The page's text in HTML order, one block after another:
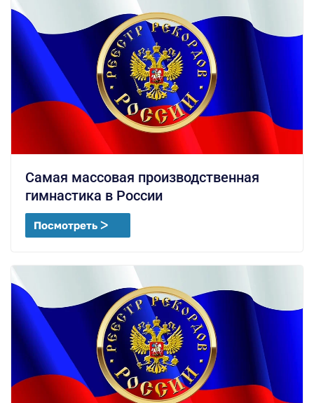
Самая массовая производственная
гимнастика в России
Посмотреть ᐳ